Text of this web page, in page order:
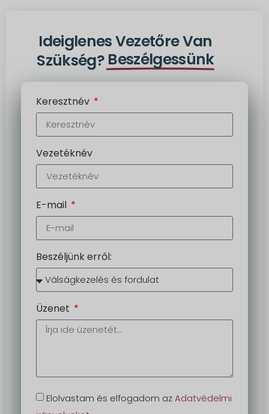
Ideiglenes Vezetőre Van
Szükség? Beszélgessünk
Keresztnév
Vezetéknév
E-mail
Beszéljünk erről:
Üzenet
Elolvastam és elfogadom azAdatvédelmi